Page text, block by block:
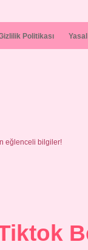
Politikası
eğlenceli bilgiler!